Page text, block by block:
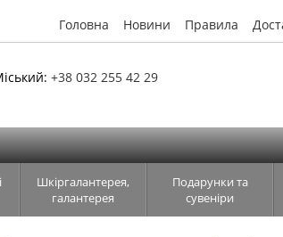
Головна Новини Правила
+38 032 255 42 29
Шкіргалантерея,
галантерея
Подарунки та
сувеніри